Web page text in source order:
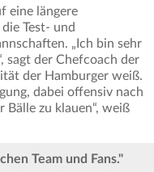
eine längere
Test- und
„Ich bin sehr
sagt der Chefcoach der
der Hamburger weiß.
dabei offensiv nach
zu klauen“, weiß
Team und Fans."